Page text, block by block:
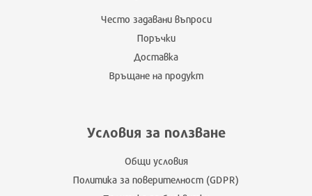
Често задавани въпроси
Поръчки
Доставка
Връщане на продукт
Условия за ползване
Общи условия
Политика за поверителност (GDPR)